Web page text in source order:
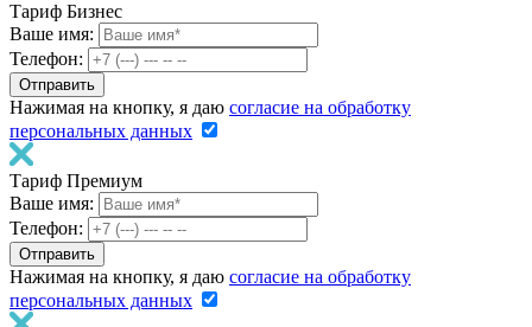
Тариф Бизнес
Ваше имя:
Телефон:
Нажимая на кнопку, я даю согласие на обработку
персональных данных
Тариф Премиум
Ваше имя:
Телефон:
Нажимая на кнопку, я даю согласие на обработку
персональных данных